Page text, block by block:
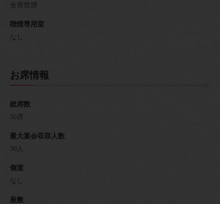
全席禁煙
喫煙専用室
なし
お席情報
総席数
30席
最大宴会収容人数
30人
個室
なし
座敷